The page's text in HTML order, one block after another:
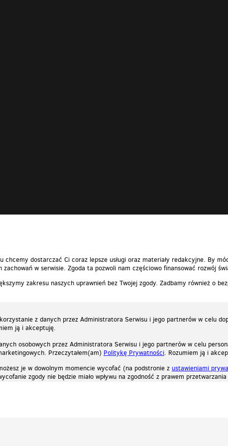
wyłączenia ich w przeglądarce, dzięki czemu nie będą zbierane żadne informacje.
dostarczać Ci coraz lepsze usługi oraz materiały redakcyjne. By
w serwisie. Zgoda ta pozwoli nam częściowo finansować rozwój
zakresu naszych uprawnień bez Twojej zgody. Zadbamy również o
z danych przez Administratora Serwisu i jego partnerów w celu
ją i akceptuję.
osobowych przez Administratora Serwisu i jego partnerów w celu
Przeczytałem(am) Politykę Prywatności. Rozumiem ją i
je w dowolnym momencie wycofać (na podstronie z ustawieniami
zgody nie będzie miało wpływu na zgodność z prawem